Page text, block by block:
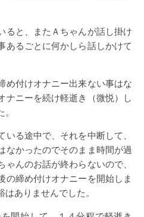
と、またＡちゃんが話し掛け
あるごとに何かしら話しかけて
付けオナニー出来ない事はな
ナニーを続け軽逝き（微悦）し
る途中で、それを中断して、
なかったのでそのまま時間が過
んのお話が終わらないので、
の締め付けオナニーを開始しま
ありませんでした。